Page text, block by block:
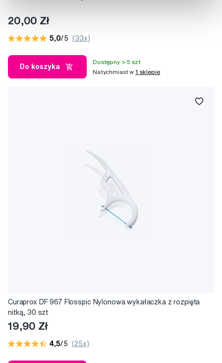
20,00 Zł
5,0/5 (33x)
Do koszyka
Dostępny > 5 szt
Natychmiast w1 sklepie
Curaprox DF 967 Flosspic Nylonowa wykałaczka z rozpięta
nitką, 30 szt
19,90 Zł
4,5/5 (25x)